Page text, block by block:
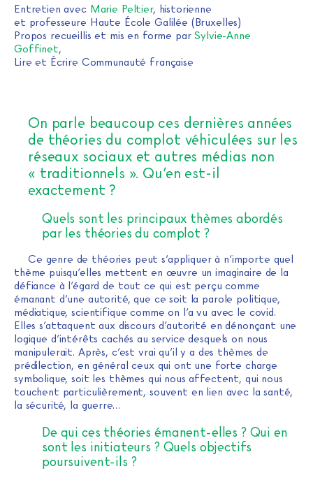
Entretien avec Marie Peltier, historienne
et professeure Haute École Galilée (Bruxelles)
Propos recueillis et mis en forme parSylvie-Anne
Goffinet,
Lire et Écrire Communauté française
On parle beaucoup ces dernières années
de théories du complot véhiculées sur les
réseaux sociaux et autres médias non
« traditionnels ». Qu’en est-il
exactement ?
Quels sont les principaux thèmes abordés
par les théories du complot ?
Ce genre de théories peut s’appliquer à n’importe quel
thème puisqu’elles mettent en œuvre un imaginaire de la
défiance à l’égard de tout ce qui est perçu comme
émanant d’une autorité, que ce soit la parole politique,
médiatique, scientifique comme on l’a vu avec le covid.
Elles s’attaquent aux discours d’autorité en dénonçant une
logique d’intérêts cachés au service desquels on nous
manipulerait. Après, c’est vrai qu’il y a des thèmes de
prédilection, en général ceux qui ont une forte charge
symbolique, soit les thèmes qui nous affectent, qui nous
touchent particulièrement, souvent en lien avec la santé,
la sécurité, la guerre…
De qui ces théories émanent-elles ? Qui en
sont les initiateurs ? Quels objectifs
poursuivent-ils ?